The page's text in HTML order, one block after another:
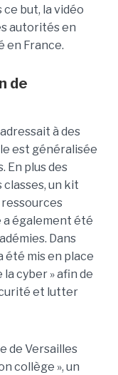
but, la vidéo
autorités en
en France.
de
à des
est généralisée
En plus des
un kit
a également été
Dans
été mis en place
cyber » afin de
et lutter
de Versailles
collège », un